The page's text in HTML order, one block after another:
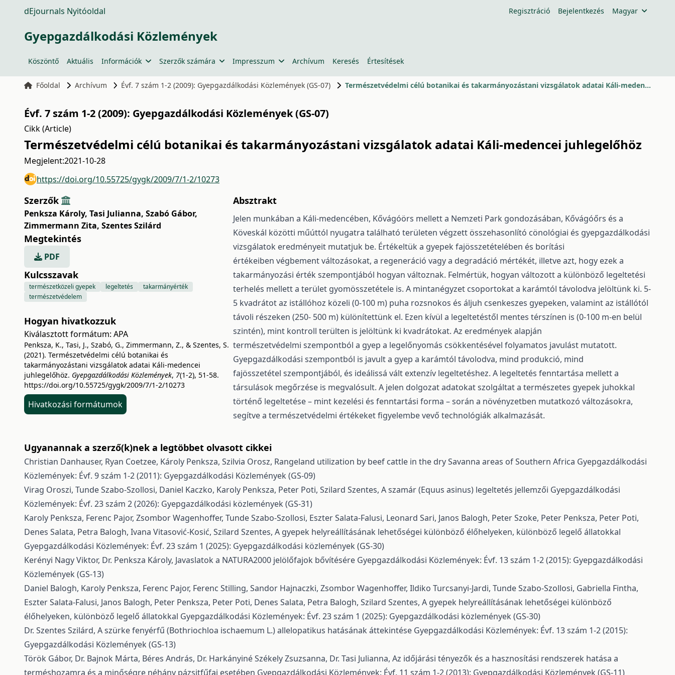
dEjournals Nyitóoldal Regisztráció Bejelentkezés Magyar
Gyepgazdálkodási Közlemények
Köszöntő Aktuális Információk Szerzők számára Impresszum Archívum Keresés Értesítések
Főoldal Archívum Évf. 7 szám 1-2 (2009): Gyepgazdálkodási Közlemények (GS-07) Természetvédelmi célú botanikai és takarmányozástani vizsgálatok adatai Káli-medencei juhlegelőhöz
Évf. 7 szám 1-2 (2009): Gyepgazdálkodási Közlemények (GS-07)
Cikk (Article)
Természetvédelmi célú botanikai és takarmányozástani vizsgálatok adatai Káli-medencei juhlegelőhöz
Megjelent:2021-10-28
https://doi.org/10.55725/gygk/2009/7/1-2/10273
Szerzők
Penksza Károly, Tasi Julianna, Szabó Gábor,
Zimmermann Zita, Szentes Szilárd
Megtekintés
PDF
Kulcsszavak
természetközeli gyepek legeltetés
takarmányérték
természetvédelem
Hogyan hivatkozzuk
Kiválasztott formátum: APA
Penksza, K., Tasi, J., Szabó, G., Zimmermann, Z., & Szentes, S.
(2021). Természetvédelmi célú botanikai és
takarmányozástani vizsgálatok adatai Káli-medencei
juhlegelőhöz. Gyepgazdálkodási Közlemények, 7(1-2), 51-58.
https://doi.org/10.55725/gygk/2009/7/1-2/10273
Hivatkozási formátumok
Absztrakt
Jelen munkában a Káli-medencében, Kővágóörs mellett a Nemzeti Park gondozásában, Kővágóőrs és a
Köveskál közötti műúttól nyugatra található területen végzett összehasonlító cönológiai és gyepgazdálkodási
vizsgálatok eredményeit mutatjuk be. Értékeltük a gyepek fajösszetételében és borítási
értékeiben végbement változásokat, a regeneráció vagy a degradáció mértékét, illetve azt, hogy ezek a
takarmányozási érték szempontjából hogyan változnak. Felmértük, hogyan változott a különböző legeltetési
terhelés mellett a terület gyomösszetétele is. A mintanégyzet csoportokat a karámtól távolodva jelöltünk ki. 5-
5 kvadrátot az istállóhoz közeli (0-100 m) puha rozsnokos és áljuh csenkeszes gyepeken, valamint az istállótól
távoli részeken (250- 500 m) különítettünk el. Ezen kívül a legeltetéstől mentes térszínen is (0-100 m-en belül
szintén), mint kontroll terülten is jelöltünk ki kvadrátokat. Az eredmények alapján
természetvédelmi szempontból a gyep a legelőnyomás csökkentésével folyamatos javulást mutatott.
Gyepgazdálkodási szempontból is javult a gyep a karámtól távolodva, mind produkció, mind
fajösszetétel szempontjából, és ideálissá vált extenzív legeltetéshez. A legeltetés fenntartása mellett a
társulások megőrzése is megvalósult. A jelen dolgozat adatokat szolgáltat a természetes gyepek juhokkal
történő legeltetése – mint kezelési és fenntartási forma – során a növényzetben mutatkozó változásokra,
segítve a természetvédelmi értékeket figyelembe vevő technológiák alkalmazását.
Ugyanannak a szerző(k)nek a legtöbbet olvasott cikkei
Christian Danhauser, Ryan Coetzee, Károly Penksza, Szilvia Orosz, Rangeland utilization by beef cattle in the dry Savanna areas of Southern Africa Gyepgazdálkodási
Közlemények: Évf. 9 szám 1-2 (2011): Gyepgazdálkodási Közlemények (GS-09)
Virag Oroszi, Tunde Szabo-Szollosi, Daniel Kaczko, Karoly Penksza, Peter Poti, Szilard Szentes, A szamár (Equus asinus) legeltetés jellemzői Gyepgazdálkodási
Közlemények: Évf. 23 szám 2 (2026): Gyepgazdálkodási közlemények (GS-31)
Karoly Penksza, Ferenc Pajor, Zsombor Wagenhoffer, Tunde Szabo-Szollosi, Eszter Salata-Falusi, Leonard Sari, Janos Balogh, Peter Szoke, Peter Penksza, Peter Poti,
Denes Salata, Petra Balogh, Ivana Vitasović-Kosić, Szilard Szentes, A gyepek helyreállításának lehetőségei különböző élőhelyeken, különböző legelő állatokkal
Gyepgazdálkodási Közlemények: Évf. 23 szám 1 (2025): Gyepgazdálkodási közlemények (GS-30)
Kerényi Nagy Viktor, Dr. Penksza Károly, Javaslatok a NATURA2000 jelölőfajok bővítésére Gyepgazdálkodási Közlemények: Évf. 13 szám 1-2 (2015): Gyepgazdálkodási
Közlemények (GS-13)
Daniel Balogh, Karoly Penksza, Ferenc Pajor, Ferenc Stilling, Sandor Hajnaczki, Zsombor Wagenhoffer, Ildiko Turcsanyi-Jardi, Tunde Szabo-Szollosi, Gabriella Fintha,
Eszter Salata-Falusi, Janos Balogh, Peter Penksza, Peter Poti, Denes Salata, Petra Balogh, Szilard Szentes, A gyepek helyreállításának lehetőségei különböző
élőhelyeken, különböző legelő állatokkal Gyepgazdálkodási Közlemények: Évf. 23 szám 1 (2025): Gyepgazdálkodási közlemények (GS-30)
Dr. Szentes Szilárd, A szürke fenyérfű (Bothriochloa ischaemum L.) allelopatikus hatásának áttekintése Gyepgazdálkodási Közlemények: Évf. 13 szám 1-2 (2015):
Gyepgazdálkodási Közlemények (GS-13)
Török Gábor, Dr. Bajnok Márta, Béres András, Dr. Harkányiné Székely Zsuzsanna, Dr. Tasi Julianna, Az időjárási tényezők és a hasznosítási rendszerek hatása a
terméshozamra és a minőségre néhány pázsitfűfaj esetében Gyepgazdálkodási Közlemények: Évf. 11 szám 1-2 (2013): Gyepgazdálkodási Közlemények (GS-11)